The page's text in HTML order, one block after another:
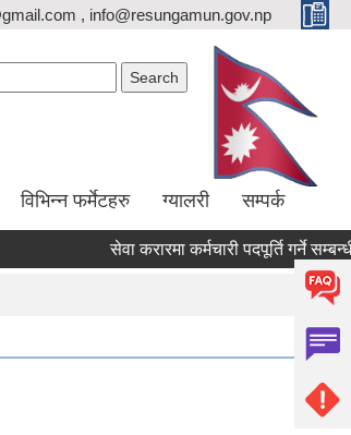
, info@resungamun.gov.np
विभिन्न फर्मेटहरु ग्यालरी सम्पर्क
सेवा करारमा कर्मचारी पदपूर्ति गर्ने